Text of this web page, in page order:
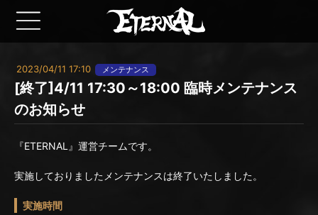
2023/04/11 17:10 メンテナンス
[終了]4/11 17:30～18:00 臨時メンテナンス
のお知らせ
『ETERNAL』運営チームです。
実施しておりましたメンテナンスは終了いたしました。
実施時間